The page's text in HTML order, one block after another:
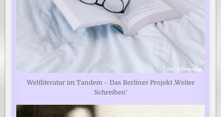
Weltliteratur im Tandem – Das Berliner Projekt ‚Weiter
Schreiben‘